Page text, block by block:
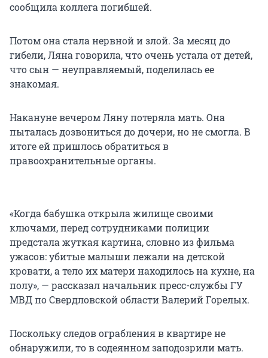
сообщила коллега погибшей.
Потом она стала нервной и злой. За месяц до
гибели, Ляна говорила, что очень устала от детей,
что сын — неуправляемый, поделилась ее
знакомая.
Накануне вечером Ляну потеряла мать. Она
пыталась дозвониться до дочери, но не смогла. В
итоге ей пришлось обратиться в
правоохранительные органы.
«Когда бабушка открыла жилище своими
ключами, перед сотрудниками полиции
предстала жуткая картина, словно из фильма
ужасов: убитые малыши лежали на детской
кровати, а тело их матери находилось на кухне, на
полу», — рассказал начальник пресс-службы ГУ
МВД по Свердловской области Валерий Горелых.
Поскольку следов ограбления в квартире не
обнаружили, то в содеянном заподозрили мать.